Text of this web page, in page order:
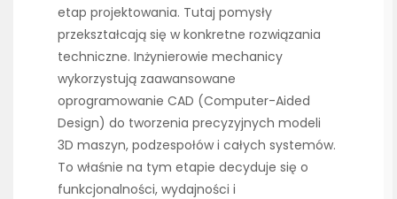
etap projektowania. Tutaj pomysły
przekształcają się w konkretne rozwiązania
techniczne. Inżynierowie mechanicy
wykorzystują zaawansowane
oprogramowanie CAD (Computer-Aided
Design) do tworzenia precyzyjnych modeli
3D maszyn, podzespołów i całych systemów.
To właśnie na tym etapie decyduje się o
funkcjonalności, wydajności i